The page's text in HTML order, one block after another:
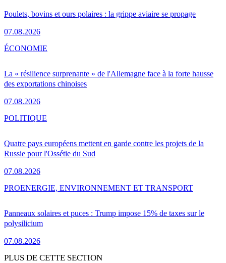
Poulets, bovins et ours polaires : la grippe aviaire se propage
07.08.2026
La « résilience surprenante » de l'Allemagne face à la forte hausse
des exportations chinoises
07.08.2026
ÉCONOMIE
Quatre pays européens mettent en garde contre les projets de la
Russie pour l'Ossétie du Sud
07.08.2026
POLITIQUE
Panneaux solaires et puces : Trump impose 15% de taxes sur le
polysilicium
07.08.2026
PROENERGIE, ENVIRONNEMENT ET TRANSPORT
PLUS DE CETTE SECTION